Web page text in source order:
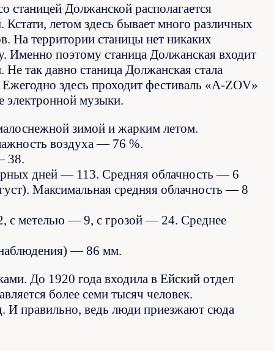
станицей Должанской располагается
летом здесь бывает много различных
На территории станицы нет никаких
Именно поэтому станица Должанская входит
так давно станица Должанская стала
здесь проходит фестиваль «A-ZOV»
электронной музыки.
зимой и жарким летом.
воздуха — 76 %.
38.
дней — 113. Средняя облачность — 6
Максимальная средняя облачность — 8
с метелью — 9, с грозой — 24. Среднее
наблюдения) — 86 мм.
До 1920 года входила в Ейский отдел
более семи тысяч человек.
И правильно, ведь люди приезжают сюда